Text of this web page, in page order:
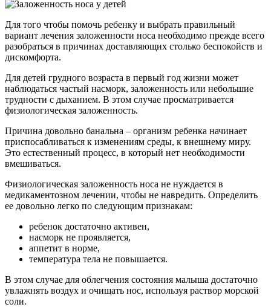
Для того чтобы помочь ребенку и выбрать правильный
вариант лечения заложенности носа необходимо прежде всего
разобраться в причинах доставляющих столько беспокойств и
дискомфорта.
Для детей грудного возраста в первый год жизни может
наблюдаться частый насморк, заложенность или небольшие
трудности с дыханием. В этом случае просматривается
физиологическая заложенность.
Причина довольно банальна – организм ребенка начинает
приспосабливаться к изменениям среды, к внешнему миру.
Это естественный процесс, в который нет необходимости
вмешиваться.
Физиологическая заложенность носа не нуждается в
медикаментозном лечении, чтобы не навредить. Определить
ее довольно легко по следующим признакам:
ребенок достаточно активен,
насморк не проявляется,
аппетит в норме,
температура тела не повышается.
В этом случае для облегчения состояния малыша достаточно
увлажнять воздух и очищать нос, используя раствор морской
соли.